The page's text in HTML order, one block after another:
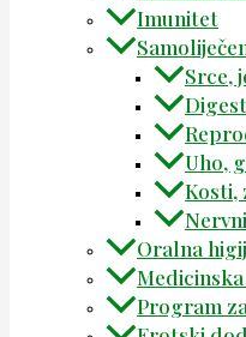
Imunitet
Srce,
Uho,
Kosti,
Oralna
Program